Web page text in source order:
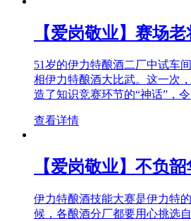
【爱岗敬业】赛场
51岁的伊力特酿酒二厂中试车
相伊力特酿酒大比武。这一次
造了知识竞赛环节的“神话”，令
查看详情
【爱岗敬业】不负
伊力特酿酒技能大赛是伊力特
候，各酿酒分厂都要用心挑选